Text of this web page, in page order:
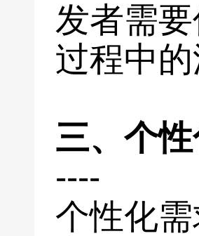
发者需
过程中
三、个
----
个性化